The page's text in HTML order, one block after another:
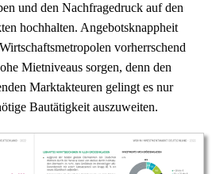
und den Nachfragedruck auf den
hochhalten. Angebotsknappheit
vorherrschend
Mietniveaus sorgen, denn den
Marktakteuren gelingt es nur
Bautätigkeit auszuweiten.